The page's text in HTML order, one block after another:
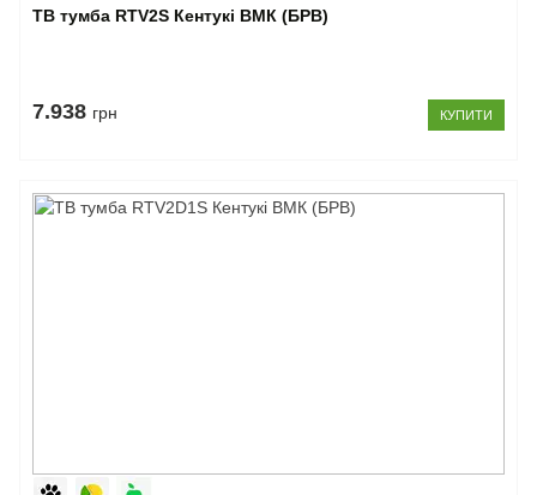
ТВ тумба RTV2S Кентукі ВМК (БРВ)
7.938 грн КУПИТИ